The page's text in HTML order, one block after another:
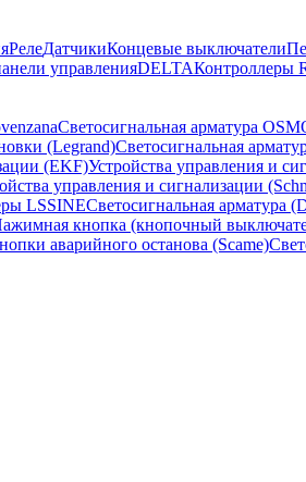
РелеДатчикиКонцевые выключатели
управленияDELTAКонтроллеры
Светосигнальная арматура
(Legrand)Светосигнальная
(EKF)Устройства управления и
управления и сигнализации
LSSINEСветосигнальная арматура
кнопка (кнопочный
аварийного останова (Scame)